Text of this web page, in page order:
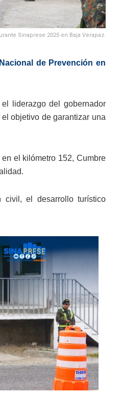
Sinaprese 2025 en Baja Verapaz.
de Prevención en
liderazgo del gobernador
objetivo de garantizar una
el kilómetro 152, Cumbre
civil, el desarrollo turístico